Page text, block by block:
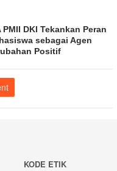
PMII DKI Tekankan Peran
sebagai Agen
Positif
KODE ETIK